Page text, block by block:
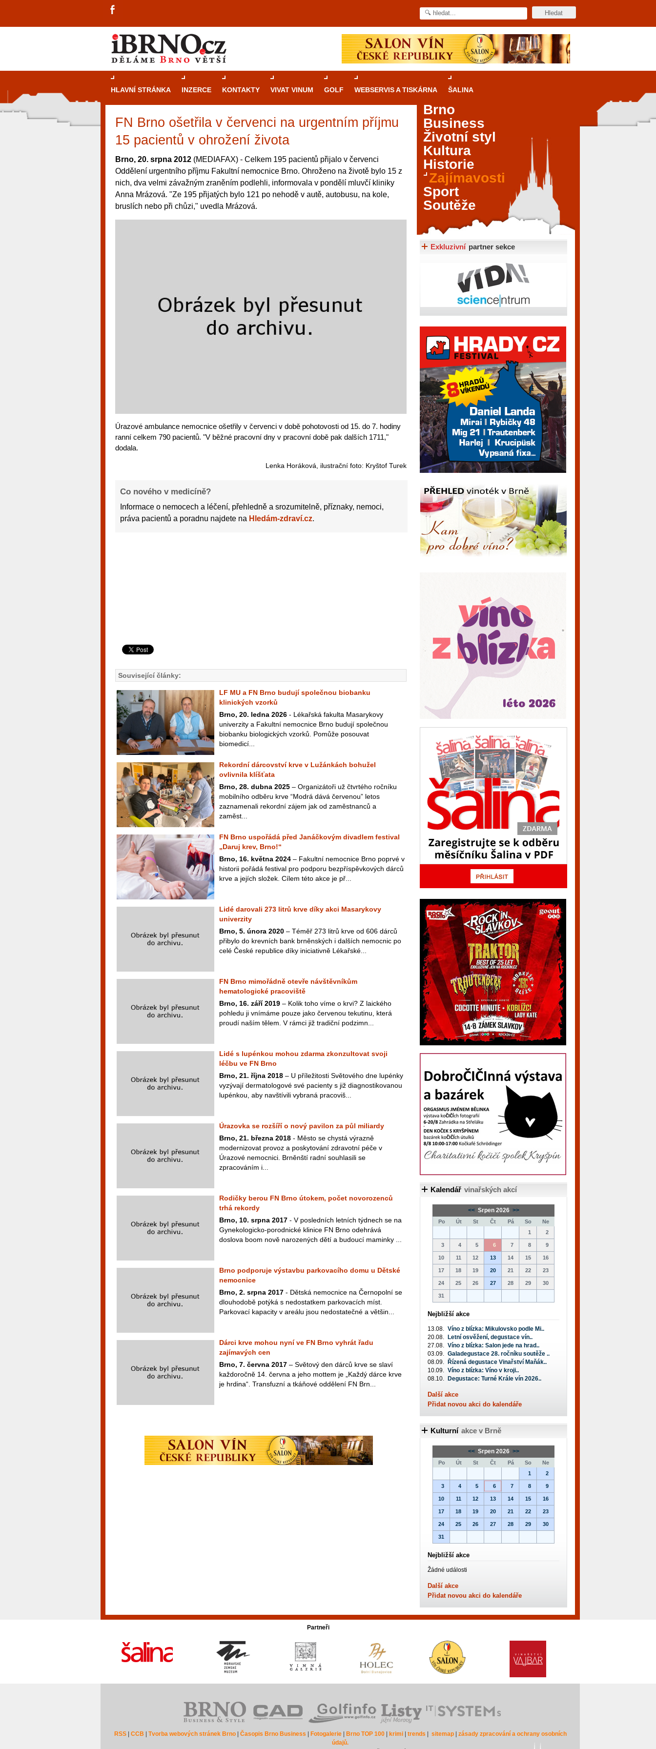
HLAVNÍ STRÁNKA INZERCE KONTAKTY VIVAT VINUM GOLF WEBSERVIS A TISKÁRNA ŠALINA
FN Brno ošetřila v červenci na urgentním příjmu
15 pacientů v ohrožení života
Brno, 20. srpna 2012 (MEDIAFAX) - Celkem 195 pacientů přijalo v červenci
Oddělení urgentního příjmu Fakultní nemocnice Brno. Ohroženo na životě bylo 15 z
nich, dva velmi závažným zraněním podlehli, informovala v pondělí mluvčí kliniky
Anna Mrázová. "Ze 195 přijatých bylo 121 po nehodě v autě, autobusu, na kole,
bruslích nebo při chůzi," uvedla Mrázová.
Úrazové ambulance nemocnice ošetřily v červenci v době pohotovosti od 15. do 7. hodiny
ranní celkem 790 pacientů. "V běžné pracovní dny v pracovní době pak dalších 1711,"
dodala.
Lenka Horáková, ilustrační foto: Kryštof Turek
Hledám-zdraví.cz
Související články:
LF MU a FN Brno budují společnou biobanku
klinických vzorků
Brno, 20. ledna 2026 - Lékařská fakulta Masarykovy
univerzity a Fakultní nemocnice Brno budují společnou
biobanku biologických vzorků. Pomůže posouvat
biomedicí...
Rekordní dárcovství krve v Lužánkách bohužel
ovlivnila klíšťata
Brno, 28. dubna 2025 – Organizátoři už čtvrtého ročníku
mobilního odběru krve “Modrá dává červenou” letos
zaznamenali rekordní zájem jak od zaměstnanců a
zaměst...
FN Brno uspořádá před Janáčkovým divadlem festival
„Daruj krev, Brno!“
Brno, 16. května 2024 – Fakultní nemocnice Brno poprvé v
historii pořádá festival pro podporu bezpříspěvkových dárců
krve a jejích složek. Cílem této akce je př...
Lidé darovali 273 litrů krve díky akci Masarykovy
univerzity
Brno, 5. února 2020 – Téměř 273 litrů krve od 606 dárců
přibylo do krevních bank brněnských i dalších nemocnic po
celé České republice díky iniciativně Lékařské...
FN Brno mimořádně otevře návštěvníkům
hematologické pracoviště
Brno, 16. září 2019 – Kolik toho víme o krvi? Z laického
pohledu ji vnímáme pouze jako červenou tekutinu, která
proudí naším tělem. V rámci již tradiční podzimn...
Lidé s lupénkou mohou zdarma zkonzultovat svoji
léčbu ve FN Brno
Brno, 21. října 2018 – U příležitosti Světového dne lupénky
vyzývají dermatologové své pacienty s již diagnostikovanou
lupénkou, aby navštívili vybraná pracoviš...
Úrazovka se rozšíří o nový pavilon za půl miliardy
Brno, 21. března 2018 - Město se chystá výrazně
modernizovat provoz a poskytování zdravotní péče v
Úrazové nemocnici. Brněnští radní souhlasili se
zpracováním i...
Rodičky berou FN Brno útokem, počet novorozenců
trhá rekordy
Brno, 10. srpna 2017 - V posledních letních týdnech se na
Gynekologicko-porodnické klinice FN Brno odehrává
doslova boom nově narozených dětí a budoucí maminky ...
Brno podporuje výstavbu parkovacího domu u Dětské
nemocnice
Brno, 2. srpna 2017 - Dětská nemocnice na Černopolní se
dlouhodobě potýká s nedostatkem parkovacích míst.
Parkovací kapacity v areálu jsou nedostatečné a většin...
Dárci krve mohou nyní ve FN Brno vyhrát řadu
zajímavých cen
Brno, 7. června 2017 – Světový den dárců krve se slaví
každoročně 14. června a jeho mottem je „Každý dárce krve
je hrdina“. Transfuzní a tkáňové oddělení FN Brn...
Průvodce
kasinovými hrami v Brně: Od
rulety po video automaty
Brno je městem známým pro zajímavé památky, skvělé
restaurace, divadla a univerzity. Mimo jiné je ale také
místem, kde si můžete legálně a bezpečně vyzkoušet
různé kasinové hry. V neustále kvetoucí moravské
metropoli naleznete širokou nabídku her od klasické
rulety až po moderní automaty jak pro pravidelné
Brno
Business
Životní styl
Kultura
Historie
Zajímavosti
Sport
Soutěže
Exkluzivní partner sekce
Kalendář vinařských akcí
<< Srpen 2026 >>
Po Út St Čt Pá So
Ne
1
2
3 4 5 6 7 8 9
10 11 12 13 14 15 16
17 18 19 20 21 22 23
24 25 26 27 28 29 30
31
Nejbližší akce
13.08. Víno z blízka: Mikulovsko podle Mi..
20.08.
Letní osvěžení, degustace vín..
27.08. Víno z blízka: Salon jede na hrad..
03.09. Galadegustace 28. ročníku soutěže ..
08.09.
Řízená degustace Vinařství Maňák..
10.09. Víno z blízka: Víno v kroji..
08.10.
Degustace: Turné Krále vín 2026..
Další akce
Přidat novou akci do kalendáře
Kulturní akce v Brně
<< Srpen 2026 >>
Po Út St Čt Pá So
Ne
1
2
3 4 5 6 7 8 9
10 11 12 13 14 15 16
17 18 19 20 21 22 23
24 25 26 27 28 29 30
31
Nejbližší akce
Žádné události
Další akce
Přidat novou akci do kalendáře
Partneři
RSS| CCB Tvorba webových stránek Brno| Časopis Brno Business Fotogalerie| Brno TOP 100| krimi| trends sitemap| zásady zpracování a ochrany osobních
údajů.